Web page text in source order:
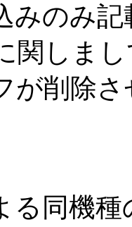
みのみ記
関しま
が削除さ
る同機種